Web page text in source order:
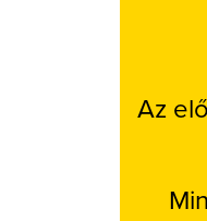
Az